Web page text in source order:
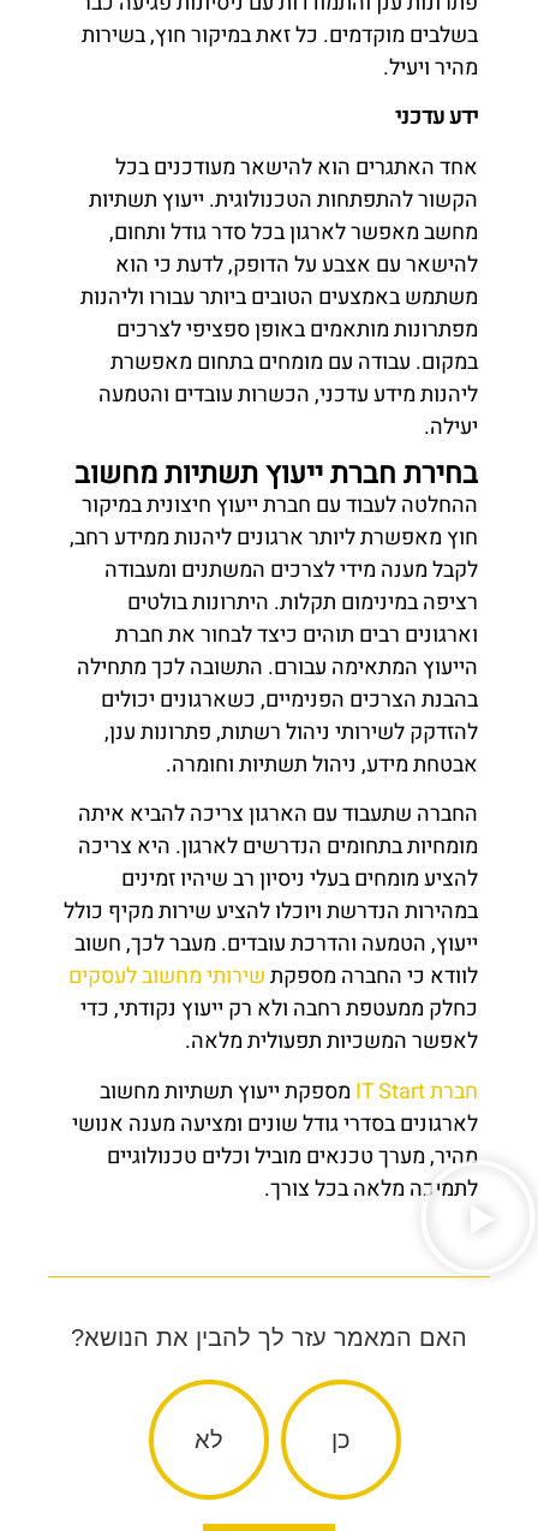
בשלבים מוקדמים. כל זאת במיקור חוץ, בשירות
מהיר ויעיל.
ידע עדכני
אחד האתגרים הוא להישאר מעודכנים בכל
הקשור להתפתחות הטכנולוגית. ייעוץ תשתיות
מחשב מאפשר לארגון בכל סדר גודל ותחום,
להישאר עם אצבע על הדופק, לדעת כי הוא
משתמש באמצעים הטובים ביותר עבורו וליהנות
מפתרונות מותאמים באופן ספציפי לצרכים
במקום. עבודה עם מומחים בתחום מאפשרת
ליהנות מידע עדכני, הכשרות עובדים והטמעה
יעילה.
בחירת חברת ייעוץ תשתיות מחשוב
ההחלטה לעבוד עם חברת ייעוץ חיצונית במיקור
חוץ מאפשרת ליותר ארגונים ליהנות ממידע רחב,
לקבל מענה מידי לצרכים המשתנים ומעבודה
רציפה במינימום תקלות. היתרונות בולטים
וארגונים רבים תוהים כיצד לבחור את חברת
הייעוץ המתאימה עבורם. התשובה לכך מתחילה
בהבנת הצרכים הפנימיים, כשארגונים יכולים
להזדקק לשירותי ניהול רשתות, פתרונות ענן,
אבטחת מידע, ניהול תשתיות וחומרה.
החברה שתעבוד עם הארגון צריכה להביא איתה
מומחיות בתחומים הנדרשים לארגון. היא צריכה
להציע מומחים בעלי ניסיון רב שיהיו זמינים
במהירות הנדרשת ויוכלו להציע שירות מקיף כולל
ייעוץ, הטמעה והדרכת עובדים. מעבר לכך, חשוב
לוודא כי החברה מספקתשירותי מחשוב לעסקים
כחלק ממעטפת רחבה ולא רק ייעוץ נקודתי, כדי
לאפשר המשכיות תפעולית מלאה.
חברת IT Start
מספקת ייעוץ תשתיות מחשוב
לארגונים בסדרי גודל שונים ומציעה מענה אנושי
מהיר, מערך טכנאים מוביל וכלים טכנולוגיים
לתמיכה מלאה בכל צורך.
האם המאמר עזר לך להבין את הנושא?
כן לא